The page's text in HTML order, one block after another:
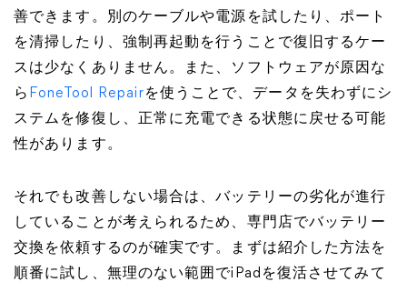
善できます。別のケーブルや電源を試したり、ポート
を清掃したり、強制再起動を行うことで復旧するケー
スは少なくありません。また、ソフトウェアが原因な
ら FoneTool Repairを使うことで、データを失わずにシ
ステムを修復し、正常に充電できる状態に戻せる可能
性があります。
それでも改善しない場合は、バッテリーの劣化が進行
していることが考えられるため、専門店でバッテリー
交換を依頼するのが確実です。まずは紹介した方法を
順番に試し、無理のない範囲でiPadを復活させてみて